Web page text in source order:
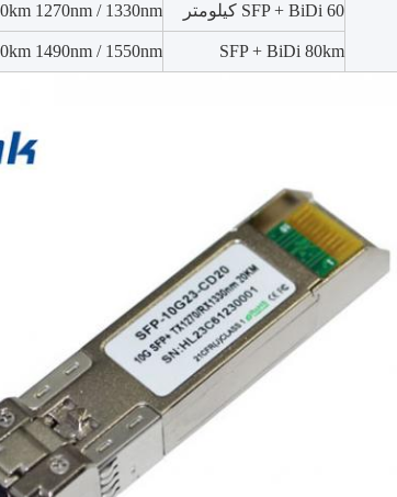
SFP + BiDi 60 کیلومتر 1270nm / 1330nm
SFP + BiDi 80km
1490nm / 1550nm